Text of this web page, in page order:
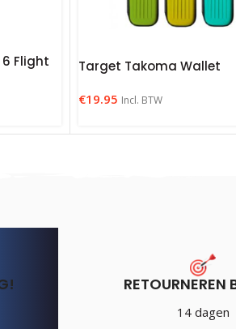
6 Flight Target Takoma Wallet
€19.95 Incl. BTW
RETOURNEREN
14 dagen